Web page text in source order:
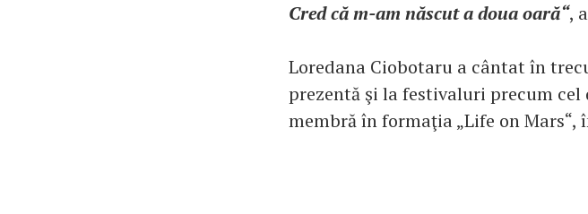
Cred că m-am născut a doua oară“,
Loredana Ciobotaru a cântat în
prezentă şi la festivaluri precum cel
membră în formaţia „Life on